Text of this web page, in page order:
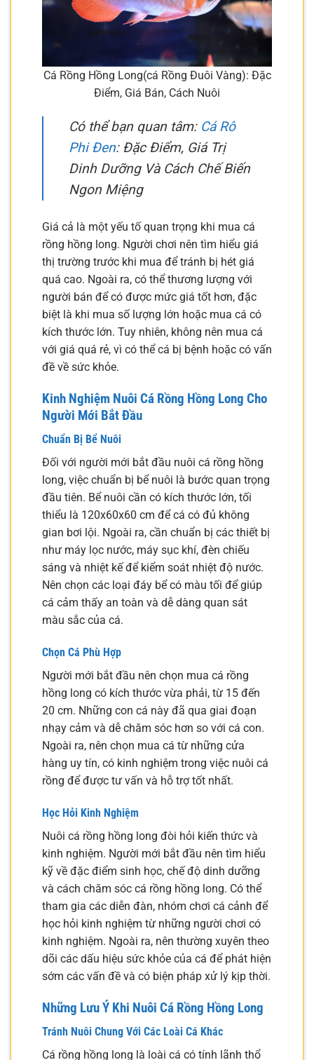
Cá Rồng Hồng Long(cá Rồng Đuôi Vàng): Đặc
Điểm, Giá Bán, Cách Nuôi
Có thể bạn quan tâm: Cá Rô
Phi Đen: Đặc Điểm, Giá Trị
Dinh Dưỡng Và Cách Chế Biến
Ngon Miệng
Giá cả là một yếu tố quan trọng khi mua cá
rồng hồng long. Người chơi nên tìm hiểu giá
thị trường trước khi mua để tránh bị hét giá
quá cao. Ngoài ra, có thể thương lượng với
người bán để có được mức giá tốt hơn, đặc
biệt là khi mua số lượng lớn hoặc mua cá có
kích thước lớn. Tuy nhiên, không nên mua cá
với giá quá rẻ, vì có thể cá bị bệnh hoặc có vấn
đề về sức khỏe.
Kinh Nghiệm Nuôi Cá Rồng Hồng Long Cho
Người Mới Bắt Đầu
Chuẩn Bị Bể Nuôi
Đối với người mới bắt đầu nuôi cá rồng hồng
long, việc chuẩn bị bể nuôi là bước quan trọng
đầu tiên. Bể nuôi cần có kích thước lớn, tối
thiểu là 120x60x60 cm để cá có đủ không
gian bơi lội. Ngoài ra, cần chuẩn bị các thiết bị
như máy lọc nước, máy sục khí, đèn chiếu
sáng và nhiệt kế để kiểm soát nhiệt độ nước.
Nên chọn các loại đáy bể có màu tối để giúp
cá cảm thấy an toàn và dễ dàng quan sát
màu sắc của cá.
Chọn Cá Phù Hợp
Người mới bắt đầu nên chọn mua cá rồng
hồng long có kích thước vừa phải, từ 15 đến
20 cm. Những con cá này đã qua giai đoạn
nhạy cảm và dễ chăm sóc hơn so với cá con.
Ngoài ra, nên chọn mua cá từ những cửa
hàng uy tín, có kinh nghiệm trong việc nuôi cá
rồng để được tư vấn và hỗ trợ tốt nhất.
Học Hỏi Kinh Nghiệm
Nuôi cá rồng hồng long đòi hỏi kiến thức và
kinh nghiệm. Người mới bắt đầu nên tìm hiểu
kỹ về đặc điểm sinh học, chế độ dinh dưỡng
và cách chăm sóc cá rồng hồng long. Có thể
tham gia các diễn đàn, nhóm chơi cá cảnh để
học hỏi kinh nghiệm từ những người chơi có
kinh nghiệm. Ngoài ra, nên thường xuyên theo
dõi các dấu hiệu sức khỏe của cá để phát hiện
sớm các vấn đề và có biện pháp xử lý kịp thời.
Những Lưu Ý Khi Nuôi Cá Rồng Hồng Long
Tránh Nuôi Chung Với Các Loài Cá Khác
Cá rồng hồng long là loài cá có tính lãnh thổ